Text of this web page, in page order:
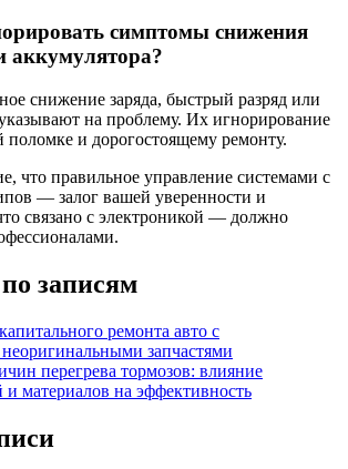
симптомы снижения
аккумулятора?
снижение заряда, быстрый разряд или
на проблему. Их игнорирование
поломке и дорогостоящему ремонту.
что правильное управление системами с
— залог вашей уверенности и
связано с электроникой — должно
записям
ремонта авто с
запчастями
перегрева тормозов: влияние
материалов на эффективность